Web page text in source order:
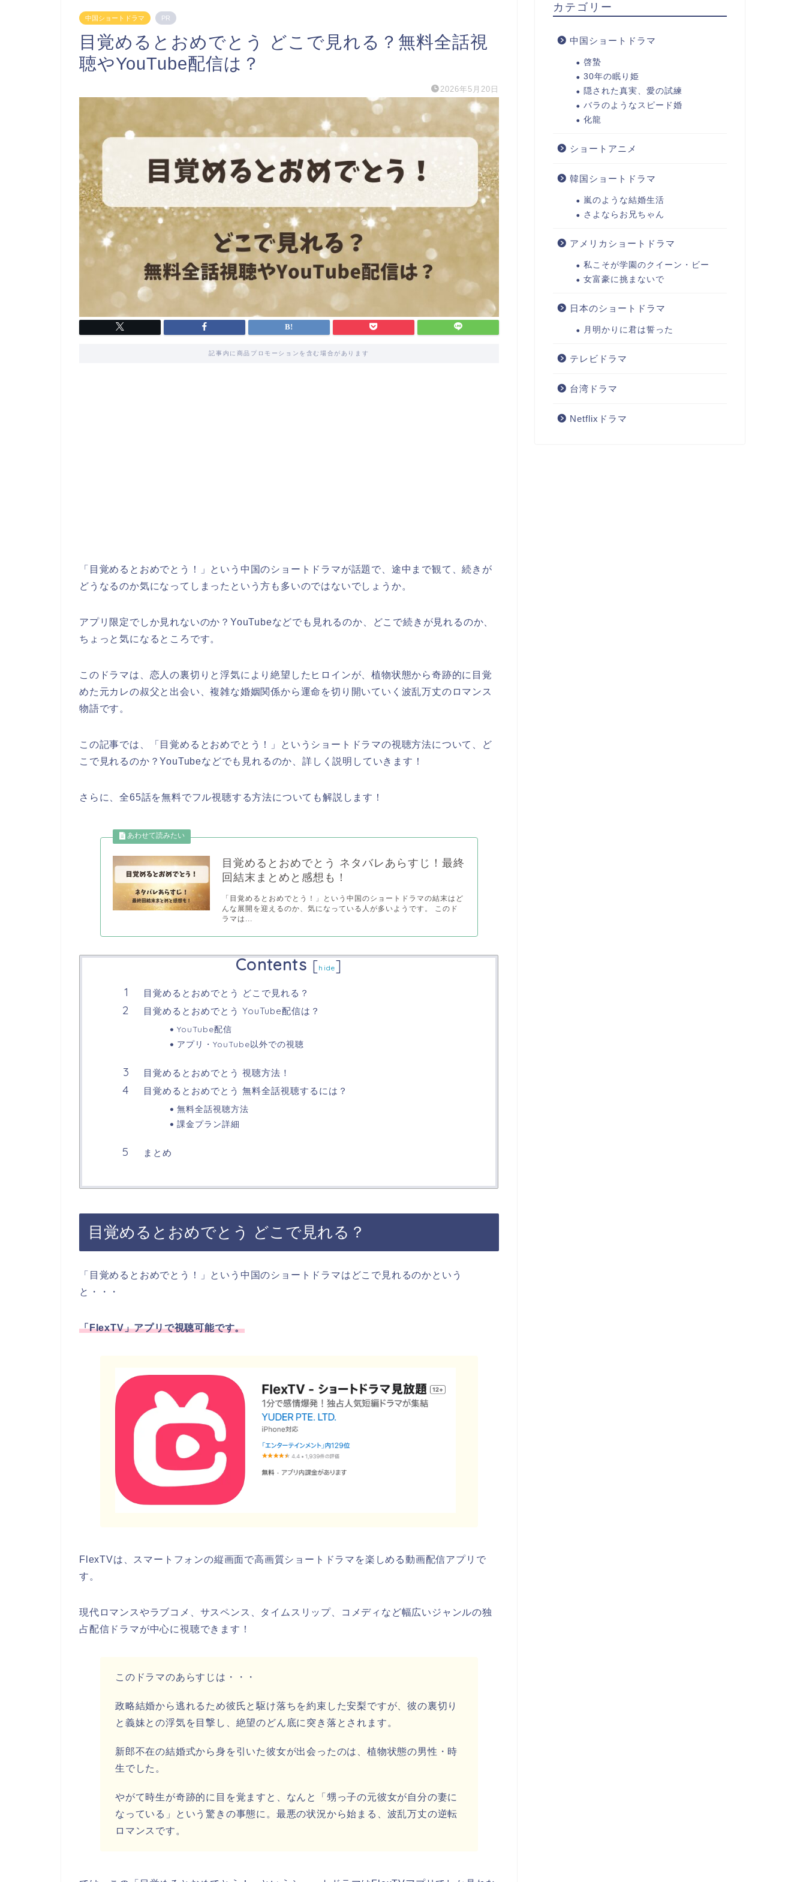
中国ショートドラマ PR
目覚めるとおめでとう どこで見れる？無料全話視
聴やYouTube配信は？
2026年5月20日
記事内に商品プロモーションを含む場合があります
「目覚めるとおめでとう！」 という中国のショートドラマが話題で、途中まで観て、続きが
どうなるのか気になってしまったという方も多いのではないでしょうか。
アプリ限定でしか見れないのか？YouTubeなどでも見れるのか、どこで続きが見れるのか、
ちょっと気になるところです。
このドラマは、恋人の裏切りと浮気により絶望したヒロインが、植物状態から奇跡的に目覚
めた元カレの叔父と出会い、複雑な婚姻関係から運命を切り開いていく波乱万丈のロマンス
物語です。
この記事では、 「目覚めるとおめでとう！」
というショートドラマの視聴方法について、ど
こで見れるのか？YouTubeなどでも見れるのか、詳しく説明していきます！
さらに、全65話を無料でフル視聴する方法についても解説します！
目覚めるとおめでとう ネタバレあらすじ！最終
回結末まとめと感想も！
「目覚めるとおめでとう！」という中国のショートドラマの結末はど
んな展開を迎えるのか、気になっている人が多いようです。 このド
ラマは...
Contents [hide]
目覚めるとおめでとう どこで見れる？
目覚めるとおめでとう YouTube配信は？
YouTube配信
アプリ・YouTube以外での視聴
目覚めるとおめでとう 視聴方法！
目覚めるとおめでとう 無料全話視聴するには？
無料全話視聴方法
課金プラン詳細
まとめ
目覚めるとおめでとう どこで見れる？
「目覚めるとおめでとう！」 という中国のショートドラマはどこで見れるのかという
と・・・
「FlexTV」アプリで視聴可能です。
FlexTVは、スマートフォンの縦画面で高画質ショートドラマを楽しめる動画配信アプリで
す。
現代ロマンスやラブコメ、サスペンス、タイムスリップ、コメディなど幅広いジャンルの独
占配信ドラマが中心に視聴できます！
このドラマのあらすじは・・・
政略結婚から逃れるため彼氏と駆け落ちを約束した安梨ですが、彼の裏切り
と義妹との浮気を目撃し、絶望のどん底に突き落とされます。
新郎不在の結婚式から身を引いた彼女が出会ったのは、植物状態の男性・時
生でした。
やがて時生が奇跡的に目を覚ますと、なんと「甥っ子の元彼女が自分の妻に
なっている」という驚きの事態に。最悪の状況から始まる、波乱万丈の逆転
ロマンスです。
カテゴリー
中国ショートドラマ
啓蟄
30年の眠り姫
隠された真実、愛の試練
バラのようなスピード婚
化龍
ショートアニメ
韓国ショートドラマ
嵐のような結婚生活
さよならお兄ちゃん
アメリカショートドラマ
私こそが学園のクイーン・ビー
女富豪に挑まないで
日本のショートドラマ
月明かりに君は誓った
テレビドラマ
台湾ドラマ
Netflixドラマ